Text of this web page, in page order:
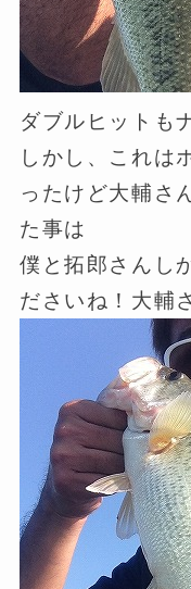
ダブルヒットも
しかし、これは
ったけど大輔さ
た事は
僕と拓郎さんし
ださいね！大輔